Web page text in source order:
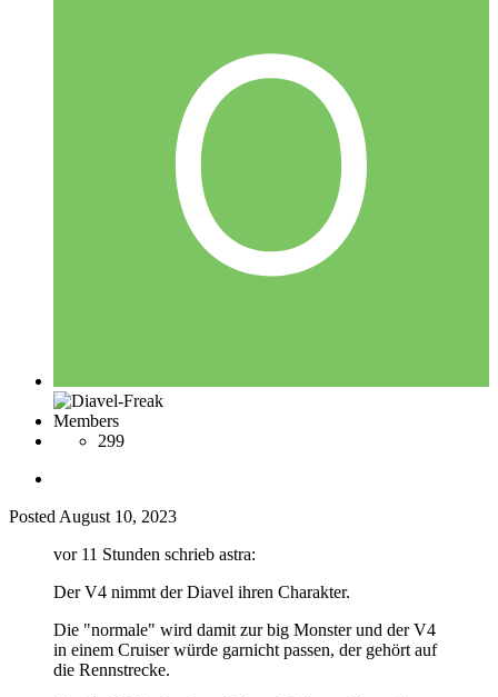
Members
299
Posted August 10, 2023
vor 11 Stunden schrieb astra:
Der V4 nimmt der Diavel ihren Charakter.
Die "normale" wird damit zur big Monster und der V4
in einem Cruiser würde garnicht passen, der gehört auf
die Rennstrecke.